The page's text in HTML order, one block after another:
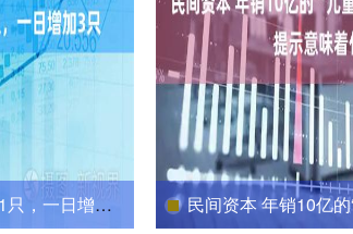
一日增加3只 民间资本 年销10亿的“儿童止咳药”